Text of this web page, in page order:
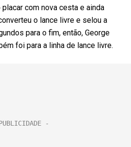
com nova cesta e ainda
o lance livre e selou a
para o fim, então, George
foi para a linha de lance livre.